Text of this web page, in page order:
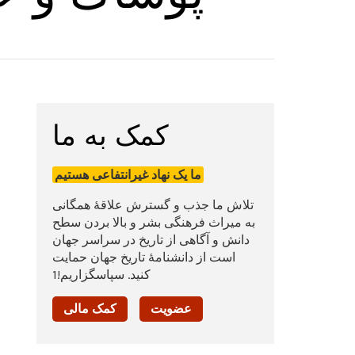
کمک به ما
ما یک نهاد غیرانتفاعی هستیم
تلاش ما جذب و گسترش علاقۀ همگانی
به میراث فرهنگی بشر و بالا بردن سطح
دانش و آگاهی از تاریخ در سراسر جهان
است از دانشنامۀ تاریخ جهان حمایت
کنید. سپاسگزاریم!1
کمک مالی عضویت